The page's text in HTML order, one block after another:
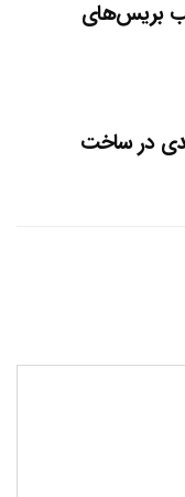
بریس‌های
در ساخت